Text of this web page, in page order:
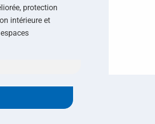
protection
intérieure et